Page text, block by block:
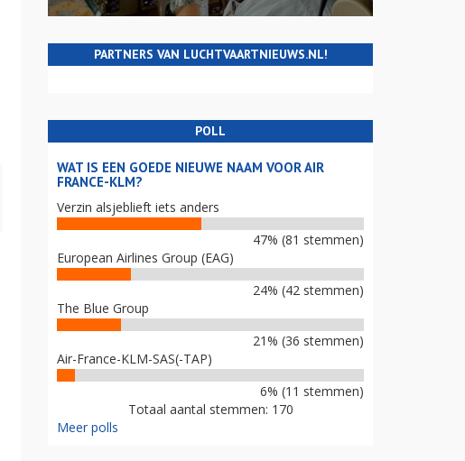
PARTNERS VAN LUCHTVAARTNIEUWS.NL!
POLL
WAT IS EEN GOEDE NIEUWE NAAM VOOR AIR
FRANCE-KLM?
Verzin alsjeblieft iets anders
47% (81 stemmen)
European Airlines Group (EAG)
24% (42 stemmen)
The Blue Group
21% (36 stemmen)
Air-France-KLM-SAS(-TAP)
6% (11 stemmen)
Totaal aantal stemmen: 170
Meer polls